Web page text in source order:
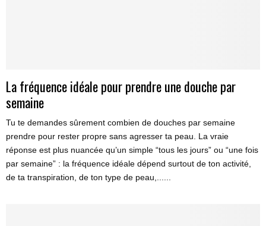
La fréquence idéale pour prendre une douche par
semaine
Tu te demandes sûrement combien de douches par semaine
prendre pour rester propre sans agresser ta peau. La vraie
réponse est plus nuancée qu’un simple “tous les jours” ou “une fois
par semaine” : la fréquence idéale dépend surtout de ton activité,
de ta transpiration, de ton type de peau,......